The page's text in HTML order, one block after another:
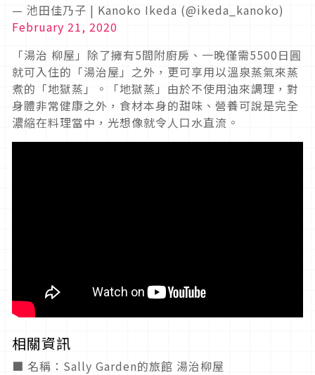
— 池田佳乃子 | Kanoko Ikeda (@ikeda_kanoko)
February 21, 2020
「湯治 柳屋」除了擁有5間附廚房、一晚僅需5500日圓
就可入住的「湯治屋」之外，更可享用以溫泉蒸氣來蒸
煮的「地獄蒸」。「地獄蒸」由於不使用油來調理，對
身體非常健康之外，食材本身的甜味、營養可說是完全
濃縮在料理當中，光想像就令人口水直流。
相關資訊
■ 名稱：Sally Garden的旅館 湯治柳屋